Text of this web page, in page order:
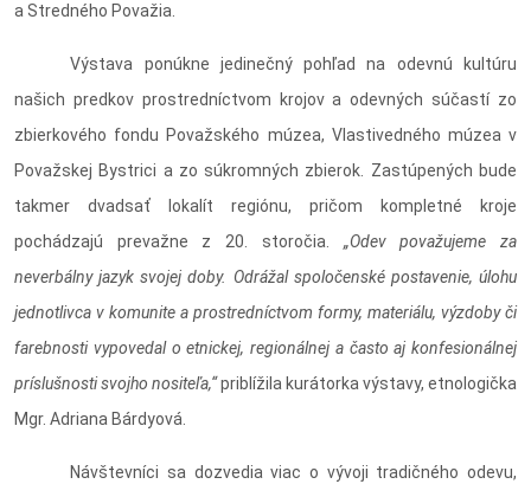
a Stredného Považia.
Výstava ponúkne jedinečný pohľad na odevnú kultúru
našich predkov prostredníctvom krojov a odevných súčastí zo
zbierkového fondu Považského múzea, Vlastivedného múzea v
Považskej Bystrici a zo súkromných zbierok. Zastúpených bude
takmer dvadsať lokalít regiónu, pričom kompletné kroje
pochádzajú prevažne z 20. storočia.
„Odev považujeme za
neverbálny jazyk svojej doby. Odrážal spoločenské postavenie, úlohu
jednotlivca v komunite a prostredníctvom formy, materiálu, výzdoby či
farebnosti vypovedal o etnickej, regionálnej a často aj konfesionálnej
príslušnosti svojho nositeľa,“priblížila kurátorka výstavy, etnologička
Mgr. Adriana Bárdyová.
Návštevníci sa dozvedia viac o vývoji tradičného odevu,